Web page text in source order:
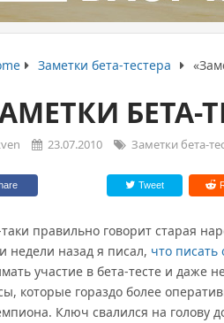
Заметки бета-тестера
БЕТА-
23.07.2010 Заметки бета-
Tweet
правильно говорит старая
недели назад я писал, что писать
участие в бета-тесте и даже
которые гораздо более
Ключ свалился на голову